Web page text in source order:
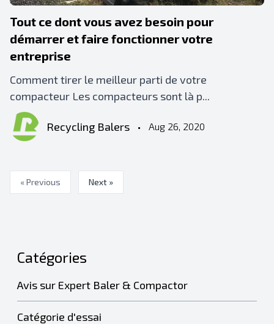
Tout ce dont vous avez besoin pour
démarrer et faire fonctionner votre
entreprise
Comment tirer le meilleur parti de votre
compacteur Les compacteurs sont là p...
Recycling Balers • Aug 26, 2020
« Previous Next »
Catégories
Avis sur Expert Baler & Compactor
Catégorie d'essai